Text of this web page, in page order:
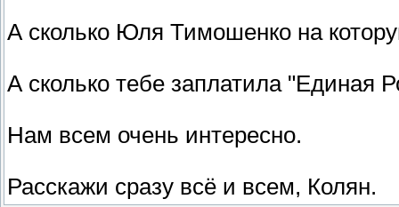
А сколько Юля Тимошенко на
А сколько тебе заплатила "Единая
Нам всем очень интересно.
Расскажи сразу всё и всем, Колян.